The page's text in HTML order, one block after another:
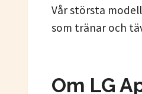
Vår största
som tränar och
Om LG